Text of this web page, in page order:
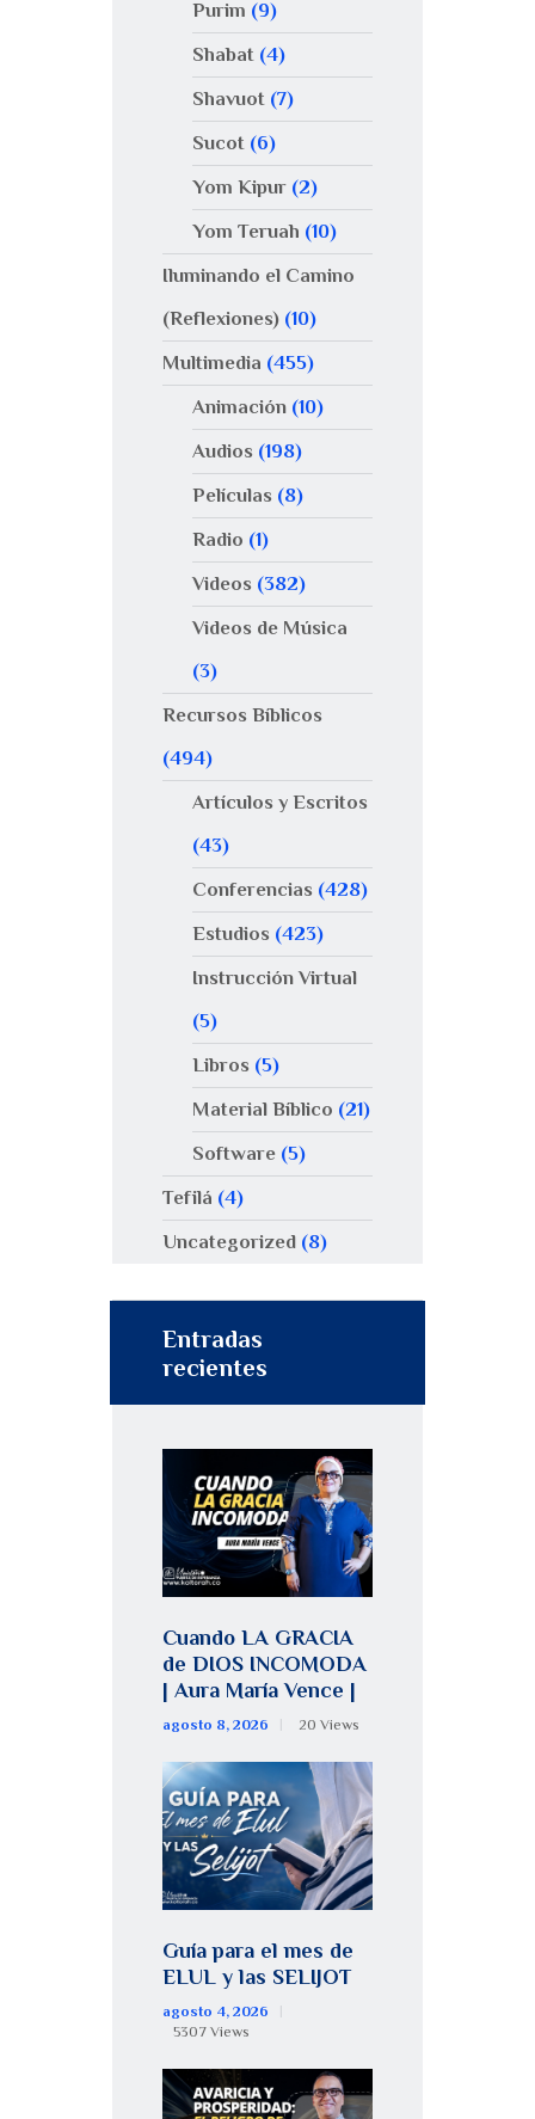
Purim (9)
Shabat(4)
Shavuot(7)
Sucot(6)
Yom Kipur(2)
Yom Teruah (10)
Iluminando el Camino
(Reflexiones) (10)
Multimedia (455)
Animación(10)
Audios (198)
Películas (8)
Radio (1)
Videos (382)
Videos de Música
(3)
Recursos Bíblicos
(494)
Artículos y Escritos
(43)
Conferencias (428)
Estudios (423)
Instrucción Virtual
(5)
Libros (5)
Material Bíblico (21)
Software(5)
Tefilá (4)
Uncategorized (8)
Entradas
recientes
Cuando LA GRACIA
de DIOS INCOMODA
| Aura María Vence |
agosto 8, 2026 20 Views
Guía para el mes de
ELUL y las SELIJOT
agosto 4, 2026
5307 Views